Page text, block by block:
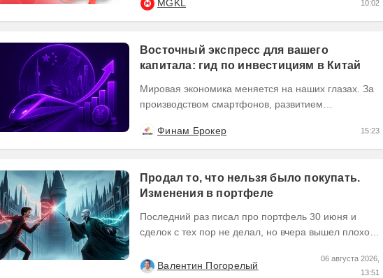
квалифицированным...
MGKL 10:02
Восточный экспресс для вашего
капитала: гид по инвестициям в Китай
Мировая экономика меняется на наших глазах. За
производством смартфонов, развитием
часто...Финам Брокер 15:23
Продал то, что нельзя было покупать.
Изменения в портфеле
Последний раз писал про портфель 30 июня и
сделок с тех пор не делал, но вчера вышел плохой
Валентин Погорелый
06 августа 2026,
13:51